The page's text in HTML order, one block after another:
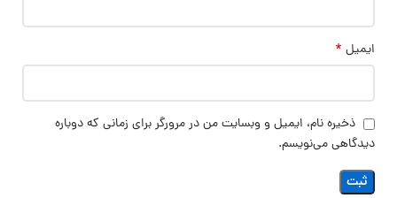
ایمیل *
ذخیره نام، ایمیل و وبسایت من در مرورگر برای زمانی که دوباره
دیدگاهی می‌نویسم.